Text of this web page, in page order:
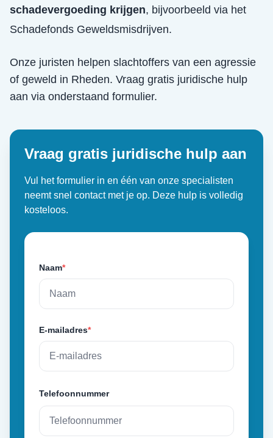
schadevergoeding krijgen, bijvoorbeeld via het
Schadefonds Geweldsmisdrijven.
Onze juristen helpen slachtoffers van een agressie
of geweld in Rheden. Vraag gratis juridische hulp
aan via onderstaand formulier.
Vraag gratis juridische hulp aan
Vul het formulier in en één van onze specialisten
neemt snel contact met je op. Deze hulp is volledig
kosteloos.
Naam*
E-mailadres*
Telefoonnummer